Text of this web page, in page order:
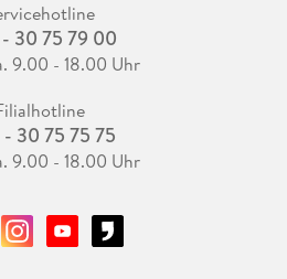
30 75 79 00
9.00 - 18.00 Uhr
30 75 75 75
9.00 - 18.00 Uhr